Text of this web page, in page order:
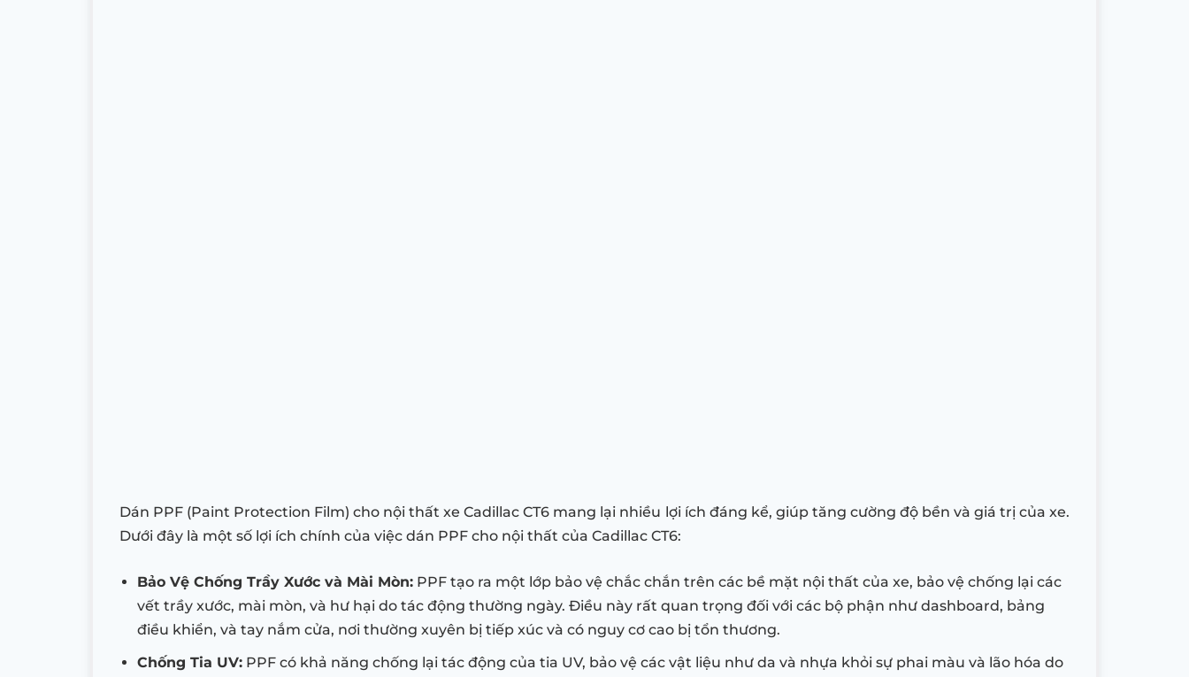
Dán PPF (Paint Protection Film) cho nội thất xe Cadillac CT6 mang lại nhiều lợi ích đáng kể, giúp tăng cường độ bền và giá trị của xe.
Dưới đây là một số lợi ích chính của việc dán PPF cho nội thất của Cadillac CT6:
Bảo Vệ Chống Trầy Xước và Mài Mòn: PPF tạo ra một lớp bảo vệ chắc chắn trên các bề mặt nội thất của xe, bảo vệ chống lại các
vết trầy xước, mài mòn, và hư hại do tác động thường ngày. Điều này rất quan trọng đối với các bộ phận như dashboard, bảng
điều khiển, và tay nắm cửa, nơi thường xuyên bị tiếp xúc và có nguy cơ cao bị tổn thương.
Chống Tia UV: PPF có khả năng chống lại tác động của tia UV, bảo vệ các vật liệu như da và nhựa khỏi sự phai màu và lão hóa do